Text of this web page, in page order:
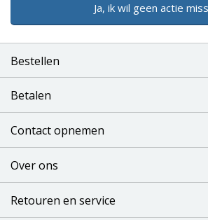
Ja, ik wil geen actie
Bestellen
Betalen
Contact opnemen
Over ons
Retouren en service